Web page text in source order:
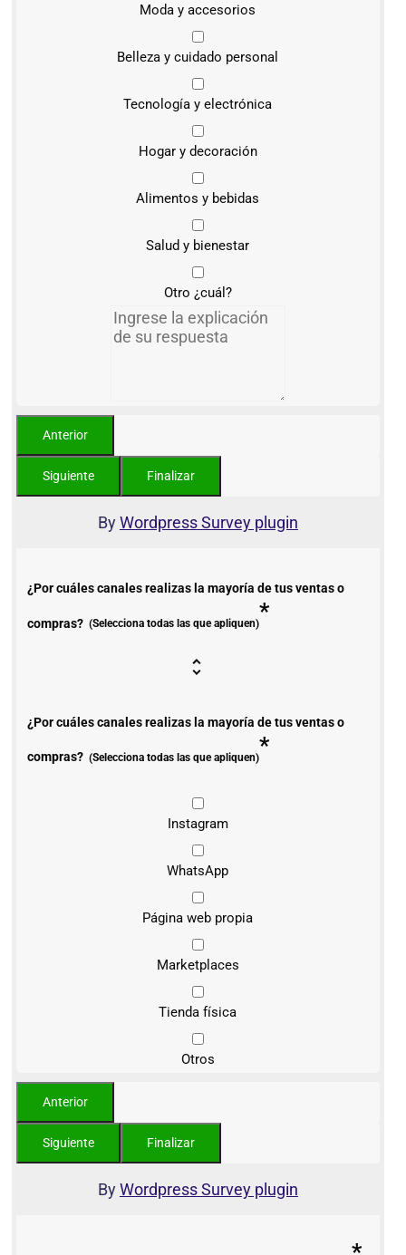
Moda y accesorios
Belleza y cuidado personal
Tecnología y electrónica
Hogar y decoración
Alimentos y bebidas
Salud y bienestar
Otro ¿cuál?
ByWordpress Survey plugin
¿Por cuáles canales realizas la mayoría de tus ventas o
compras? (Selecciona todas las que apliquen)*
¿Por cuáles canales realizas la mayoría de tus ventas o
compras? (Selecciona todas las que apliquen)*
Instagram
WhatsApp
Página web propia
Marketplaces
Tienda física
Otros
ByWordpress Survey plugin